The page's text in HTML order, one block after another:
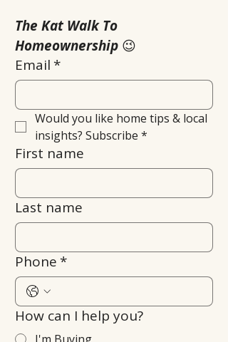
The Kat Walk To
Homeownership 😉
Email *
Would you like home tips & local
insights? Subscribe *
First name
Last name
Phone *
How can I help you?